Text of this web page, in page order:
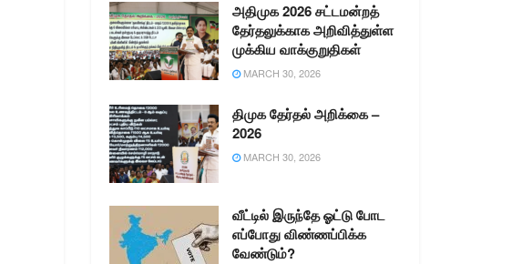
அதிமுக 2026 சட்டமன்றத்
தேர்தலுக்காக அறிவித்துள்ள
முக்கிய வாக்குறுதிகள்
MARCH 30, 2026
திமுக தேர்தல் அறிக்கை –
2026
MARCH 30, 2026
வீட்டில் இருந்தே ஓட்டு போட
எப்போது விண்ணப்பிக்க
வேண்டும்?